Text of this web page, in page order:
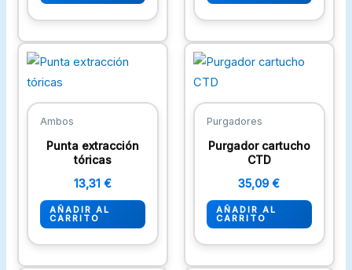
Ambos
Punta extracción
tóricas
13,31€
AÑADIR AL
CARRITO
Purgadores
Purgador cartucho
CTD
35,09€
AÑADIR AL
CARRITO